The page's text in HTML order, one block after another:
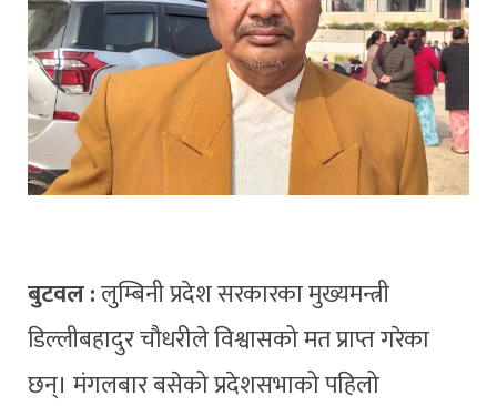
बुटवल :लुम्बिनी प्रदेश सरकारका मुख्यमन्त्री
डिल्लीबहादुर चौधरीले विश्वासको मत प्राप्त गरेका
छन्। मंगलबार बसेको प्रदेशसभाको पहिलो